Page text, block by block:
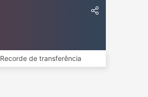
Recorde de transferência